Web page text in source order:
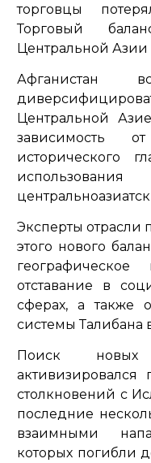
торговцы
Торговый
Центральной Азии
Афганистан
Центральной
зависимость
исторического
Эксперты отрасли
этого нового
географическое
отставание в
сферах, а также
системы Талибана
Поиск новых
активизировался
столкновений с
последние
взаимными
которых погибли